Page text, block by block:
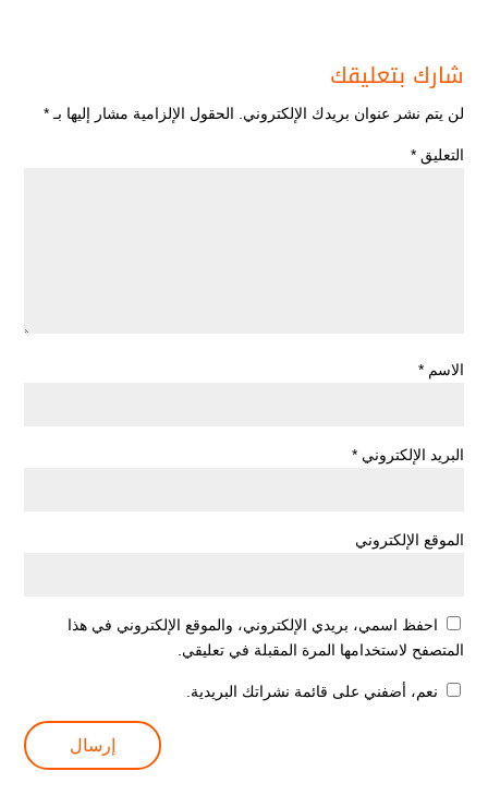
شارك بتعليقك
لن يتم نشر عنوان بريدك الإلكتروني. الحقول الإلزامية مشار إليها بـ *
التعليق *
الاسم *
البريد الإلكتروني *
الموقع الإلكتروني
احفظ اسمي، بريدي الإلكتروني، والموقع الإلكتروني في هذا
المتصفح لاستخدامها المرة المقبلة في تعليقي.
نعم، أضفني على قائمة نشراتك البريدية.